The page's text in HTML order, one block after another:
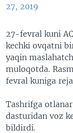
27, 2019
27-fevral kuni
kechki ovqatni
yaqin
muloqotda.
fevral kuniga
Tashrifga
dasturidan voz
bildirdi.